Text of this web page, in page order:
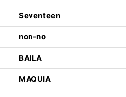
Seventeen
non-no
BAILA
MAQUIA